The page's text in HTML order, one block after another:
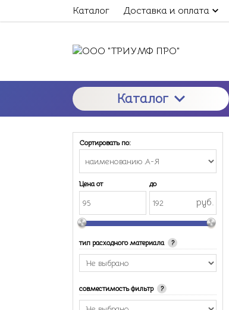
Каталог Доставка и оплата
Каталог
Сортировать по:
Цена от до
руб.
тип расходного материала ?
совместимость фильтр ?